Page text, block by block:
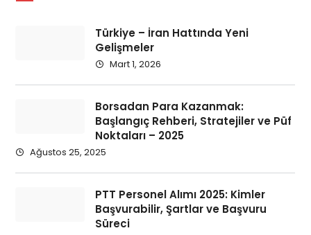
Türkiye – İran Hattında Yeni
Gelişmeler
Mart 1, 2026
Borsadan Para Kazanmak:
Başlangıç Rehberi, Stratejiler ve Püf
Noktaları – 2025
Ağustos 25, 2025
PTT Personel Alımı 2025: Kimler
Başvurabilir, Şartlar ve Başvuru
Süreci